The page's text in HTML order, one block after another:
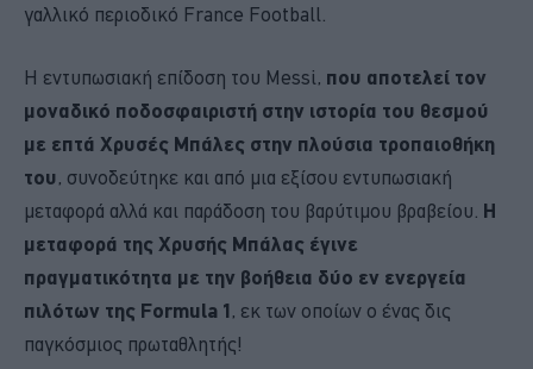
γαλλικό περιοδικό France Football.
Η εντυπωσιακή επίδοση του Messi, που αποτελεί τον
μοναδικό ποδοσφαιριστή στην ιστορία του θεσμού
με επτά Χρυσές Μπάλες στην πλούσια τροπαιοθήκη
του, συνοδεύτηκε και από μια εξίσου εντυπωσιακή
μεταφορά αλλά και παράδοση του βαρύτιμου βραβείου. Η
μεταφορά της Χρυσής Μπάλας έγινε
πραγματικότητα με την βοήθεια δύο εν ενεργεία
πιλότων της Formula 1, εκ των οποίων ο ένας δις
παγκόσμιος πρωταθλητής!